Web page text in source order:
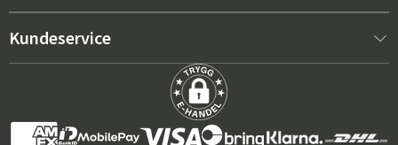
Innredning
Griller & utekjøkken
Salgsavdeling
Bestselger
De riktige putene for maksimal komfort – slik velger du
Kundeservice
Kjøpsvilkår